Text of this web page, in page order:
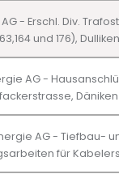
- Erschl. Div.
und 176), Dulliken
AG -
Däniken
AG - Tiefbau-
für